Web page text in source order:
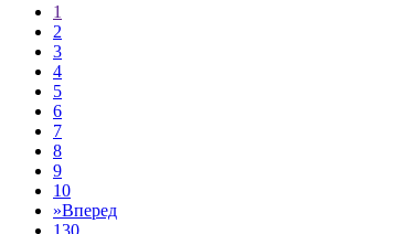
1
2
3
4
5
6
7
8
9
10
»Вперед
130